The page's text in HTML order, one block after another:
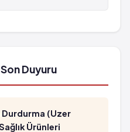
flakon'in barkod
Duyuru
(Uzer
Ürünleri